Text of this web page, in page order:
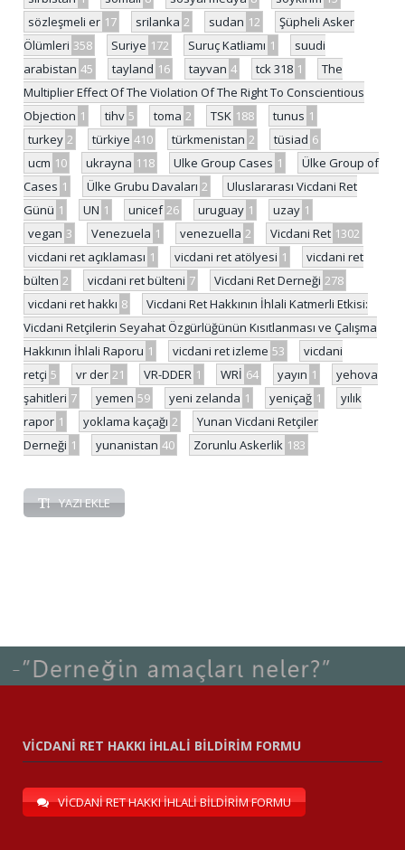
sözleşmeli er 17 srilanka 2 sudan 12
Şüpheli Asker
Ölümleri 358 Suriye 172 Suruç Katliamı 1
suudi
arabistan 45 tayland 16 tayvan 4 tck 318 1
The
Multiplier Effect Of The Violation Of The Right To Conscientious
Objection 1 tihv 5 toma 2 TSK 188 tunus 1
turkey 2 türkiye 410 türkmenistan 2 tüsiad 6
ucm 10 ukrayna 118 Ulke Group Cases 1
Ülke Group of
Cases 1 Ülke Grubu Davaları 2
Uluslararası Vicdani Ret
Günü 1 UN 1 unicef 26 uruguay 1 uzay 1
vegan 3 Venezuela 1 venezuella 2 Vicdani Ret 1302
vicdani ret açıklaması 1 vicdani ret atölyesi 1
vicdani ret
bülten 2 vicdani ret bülteni 7 Vicdani Ret Derneği 278
vicdani ret hakkı 8
Vicdani Ret Hakkının İhlali Katmerli Etkisi:
Vicdani Retçilerin Seyahat Özgürlüğünün Kısıtlanması ve Çalışma
Hakkının İhlali Raporu 1 vicdani ret izleme 53
vicdani
retçi 5 vr der 21 VR-DDER 1 WRİ 64 yayın 1
yehova
şahitleri 7 yemen 59 yeni zelanda 1 yeniçağ 1
yılık
rapor 1 yoklama kaçağı 2
Yunan Vicdani Retçiler
Derneği 1 yunanistan 40 Zorunlu Askerlik 183
YAZI EKLE
VİCDANİ RET HAKKI İHLALİ BİLDİRİM FORMU
VİCDANİ RET HAKKI İHLALİ BİLDİRİM FORMU